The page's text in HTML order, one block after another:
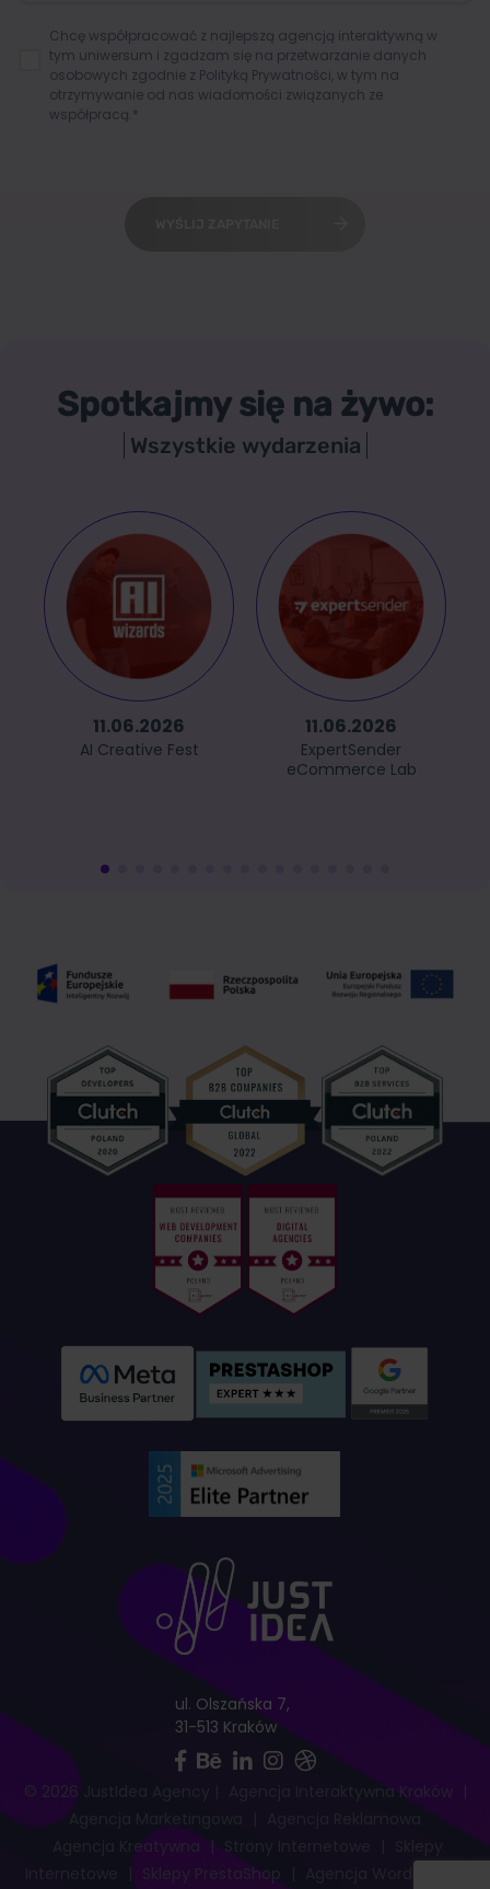
Chcę współpracować z najlepszą agencją interaktywną w
tym uniwersum i zgadzam się na przetwarzanie danych
osobowych zgodnie z Polityką Prywatności , w tym na
otrzymywanie od nas wiadomości związanych ze
współpracą.*
Spotkajmy się na żywo:
Wszystkie wydarzenia
11.06.2026
AI Creative Fest
11.06.2026
ExpertSender
eCommerce Lab
© 2026 JustIdea Agency Agencja Interaktywna Kraków |
Agencja Kreatywna
Strony Internetowe
Sklepy PrestaShop
ul. Olszańska 7,
31-513 Kraków